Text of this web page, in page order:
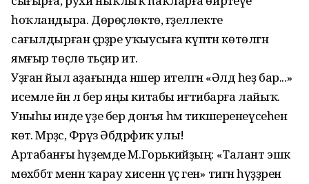
һоҡландыра. Дөрөҫлөктө, ғәҙеллекте
сағылдырған әҫәрҙәре уҡыусыға күптән көтөлгән
ямғыр төҫлө тәьҫир итә.
Уҙған йыл аҙағында нәшер ителгән «Әлдә һеҙ бар...»
исемле йәнә лә бер яңы китабы иғтибарға лайыҡ.
Уныһы инде үҙе бер донъя һәм тикшеренеүсеһен
көтә. Мәрҙәс, Фәрүәз Әбдрәфиҡ улы!
Артабанғы һүҙемде М.Горькийҙың: «Талант эшкә
мөхәббәт менән ҡарау хисенән үҫә генә» тигән һүҙҙәренә